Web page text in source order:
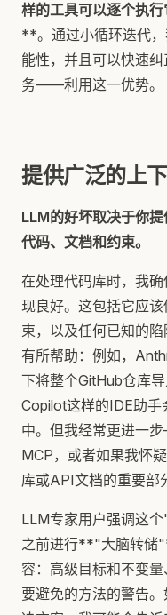
样的工具可以逐个执
**。通过小循环迭代
能性，并且可以快速
务——利用这一优势。
提供广泛的上
LLM的好坏取决于你
代码、文档和约束。
在处理代码库时，我确
现良好。这包括它应
束，以及任何已知的
有所帮助：例如，
下将整个GitHub仓库
Copilot这样的IDE助手
中。但我经常更进一
MCP，或者如果我怀
库或API文档的重要部
LLM专家用户强调这
之前进行**"大脑转储
容：高级目标和不变
要避免的方法的警告